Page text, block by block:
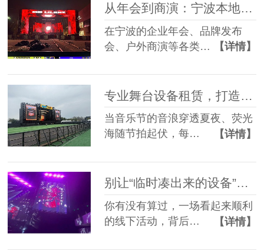
从年会到商演：宁波本地舞美租赁如何让每一场活动都出彩
在宁波的企业年会、品牌发布
会、户外商演等各类…
【详情】
当音乐节的音浪穿透夏夜、荧光
海随节拍起伏，每…
【详情】
别让“临时凑出来的设备”，拖垮你筹备了3个月的线下活动
你有没有算过，一场看起来顺利
的线下活动，背后…
【详情】